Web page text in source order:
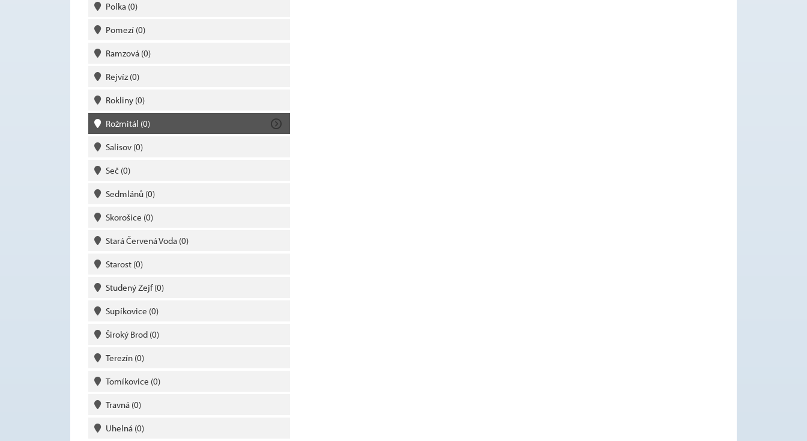
Polka (0)
Pomezí (0)
Ramzová (0)
Rejvíz(0)
Rokliny (0)
Rožmitál (0)
Salisov (0)
Seč (0)
Sedmlánů (0)
Skorošice (0)
Stará Červená Voda (0)
Starost (0)
Studený Zejf(0)
Supíkovice (0)
Široký Brod (0)
Terezín (0)
Tomíkovice (0)
Travná (0)
Uhelná (0)